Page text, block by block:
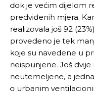
dok je većim dijelom
predviđenih mjera.
realizovala još 92
provedeno je tek
koje su navedene u
neispunjene. Još
neutemeljene, a
o urbanim